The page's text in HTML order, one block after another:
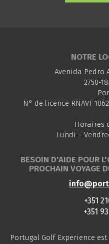
NOTRE
Avenida Pedro
2750-
N° de licence RNAVT
Horaires
Lundi –
BESOIN D'AIDE POUR
PROCHAIN VOYAGE
+351
+351
Portugal Golf Experience